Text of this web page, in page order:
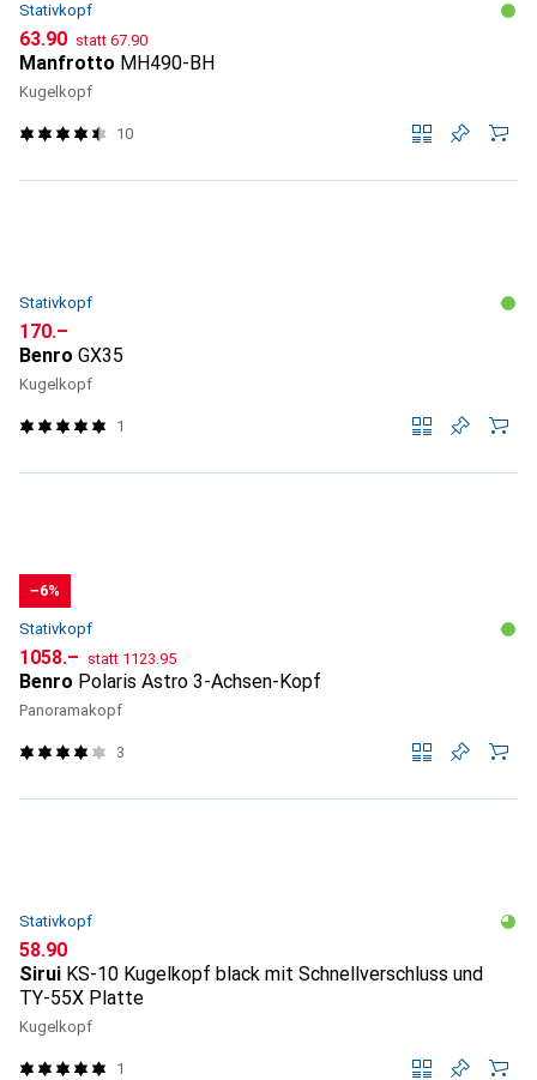
Stativkopf
CHF
63.90 statt CHF
67.90
Manfrotto MH490-BH
Kugelkopf
10
Stativkopf
CHF
170.–
Benro GX35
Kugelkopf
1
−6%
Stativkopf
CHF
1058.– statt CHF
1123.95
Benro Polaris Astro 3-Achsen-Kopf
Panoramakopf
3
Stativkopf
CHF
58.90
Sirui KS-10 Kugelkopf black mit Schnellverschluss und
TY-55X Platte
Kugelkopf
1